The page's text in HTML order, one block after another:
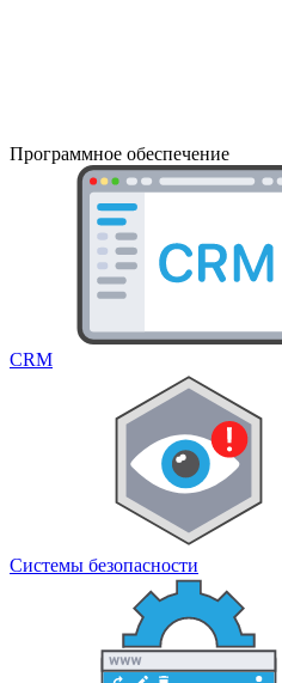
Программное обеспечение
CRM
Системы безопасности